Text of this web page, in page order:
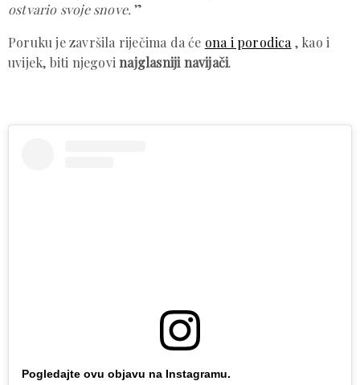
ostvario svoje snove. ”
Poruku je završila riječima da će ona i porodica , kao i
uvijek, biti njegovinajglasniji navijači.
Pogledajte ovu objavu na Instagramu.